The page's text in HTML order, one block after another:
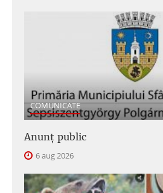
COMUNICATE
Anunţ public
6 aug 2026